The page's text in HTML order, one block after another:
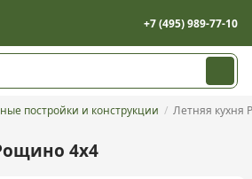
+7 (495) 989-77-10
постройки и конструкции Летняя кухня
4х4